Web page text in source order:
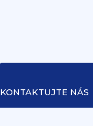
KONTAKTUJTE NÁS